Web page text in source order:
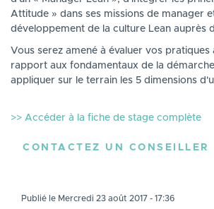
Attitude » dans ses missions de manager
développement de la culture Lean auprès
Vous serez amené à évaluer vos pratiques
rapport aux fondamentaux de la
appliquer sur le terrain les 5 dimensions
>> Accéder à la fiche de stage complète
CONTACTEZ UN CONSEILLER
Publié le Mercredi 23 août 2017 - 17:36